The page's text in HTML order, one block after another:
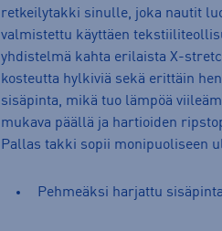
retkeilytakki sinulle, joka nautit
valmistettu käyttäen
yhdistelmä kahta erilaista X-
kosteutta hylkiviä sekä erittäin
sisäpinta, mikä tuo lämpöä
mukava päällä ja hartioiden
Pallas takki sopii monipuoliseen
Pehmeäksi harjattu sisäpinta